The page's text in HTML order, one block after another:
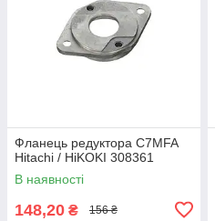
Фланець редуктора C7MFA
Hitachi / HiKOKI 308361
В наявності
148,20 ₴ 156 ₴